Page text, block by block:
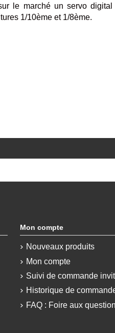
le marché un servo
1/10ème et 1/8ème.
Mon compte
Nouveaux produits
Mon compte
Suivi de commande
Historique de
FAQ : Foire aux